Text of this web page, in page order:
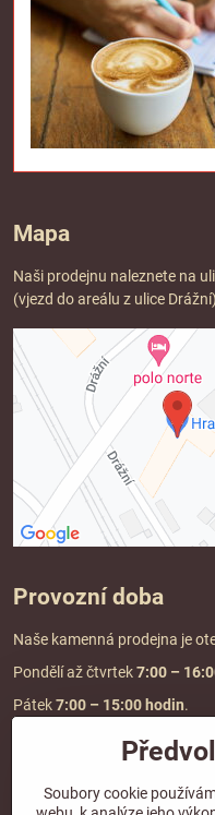
Mapa
Naši prodejnu naleznete na
(vjezd do areálu z ulice
Provozní doba
Naše kamenná prodejna je
Pondělí až čtvrtek7:00 –
Pátek7:00 – 15:00 hodin.
Doprava a platba
Soubory cookie